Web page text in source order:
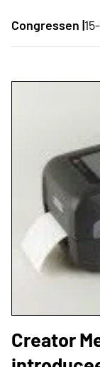
Congressen |
Creator